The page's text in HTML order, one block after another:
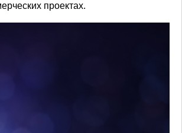
проектах.